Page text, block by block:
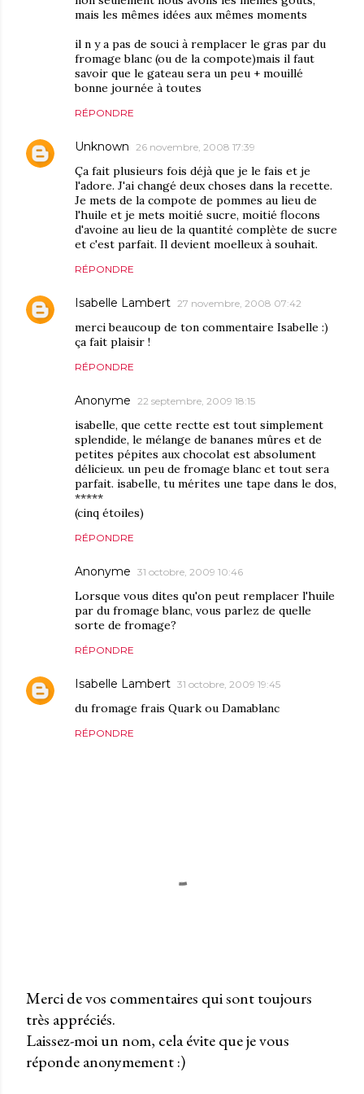
mais les mêmes idées aux mêmes moments
il n y a pas de souci à remplacer le gras par du
fromage blanc (ou de la compote)mais il faut
savoir que le gateau sera un peu + mouillé
bonne journée à toutes
RÉPONDRE
Unknown 26 novembre, 2008 17:39
Ça fait plusieurs fois déjà que je le fais et je
l'adore. J'ai changé deux choses dans la recette.
Je mets de la compote de pommes au lieu de
l'huile et je mets moitié sucre, moitié flocons
d'avoine au lieu de la quantité complète de sucre
et c'est parfait. Il devient moelleux à souhait.
RÉPONDRE
Isabelle Lambert 27 novembre, 2008 07:42
merci beaucoup de ton commentaire Isabelle :)
ça fait plaisir !
RÉPONDRE
Anonyme 22 septembre, 2009 18:15
isabelle, que cette rectte est tout simplement
splendide, le mélange de bananes mûres et de
petites pépites aux chocolat est absolument
délicieux. un peu de fromage blanc et tout sera
parfait. isabelle, tu mérites une tape dans le dos,
*****
(cinq étoiles)
RÉPONDRE
Anonyme 31 octobre, 2009 10:46
Lorsque vous dites qu'on peut remplacer l'huile
par du fromage blanc, vous parlez de quelle
sorte de fromage?
RÉPONDRE
Isabelle Lambert 31 octobre, 2009 19:45
du fromage frais Quark ou Damablanc
RÉPONDRE
P
u
b
Merci de vos commentaires qui sont toujours
très appréciés.
Laissez-moi un nom, cela évite que je vous
réponde anonymement :)